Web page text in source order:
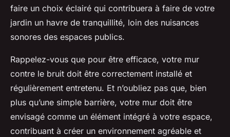
faire un choix éclairé qui contribuera à faire de votre
jardin un havre de tranquillité, loin des nuisances
sonores des espaces publics.
Rappelez-vous que pour être efficace, votre mur
contre le bruit doit être correctement installé et
régulièrement entretenu. Et n’oubliez pas que, bien
plus qu’une simple barrière, votre mur doit être
envisagé comme un élément intégré à votre espace,
contribuant à créer un environnement agréable et